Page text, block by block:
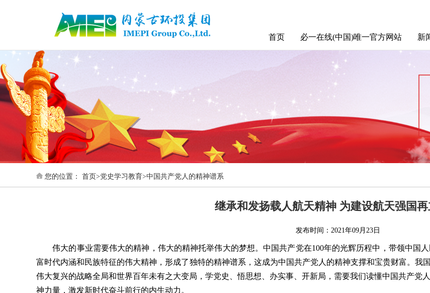
首页 必一在线(中国)唯一官方网站 新
党风廉
您的位置： 首页>党史学习教育>中国共产党人的精神谱系
继承和发扬载人航天精神 为建设航天强国
发布时间：2021年09月23日
伟大的事业需要伟大的精神，伟大的精神托举伟大的梦想。中国共产党在100年的光辉历程中，带领中国
富时代内涵和民族特征的伟大精神，形成了独特的精神谱系，这成为中国共产党人的精神支撑和宝贵财富。我
伟大复兴的战略全局和世界百年未有之大变局，学党史、悟思想、办实事、开新局，需要我们读懂中国共产党
神力量，激发新时代奋斗前行的内生动力。